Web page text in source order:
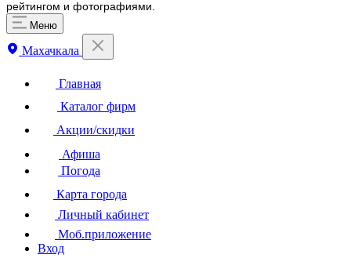
рейтингом и фотографиями.
Меню
Махачкала
Главная
Каталог фирм
Акции/скидки
Афиша
Погода
Карта города
Личный кабинет
Моб.приложение
Вход